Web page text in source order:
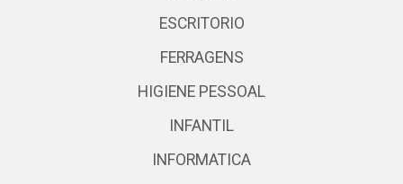
ESCRITORIO
FERRAGENS
HIGIENE PESSOAL
INFANTIL
INFORMATICA